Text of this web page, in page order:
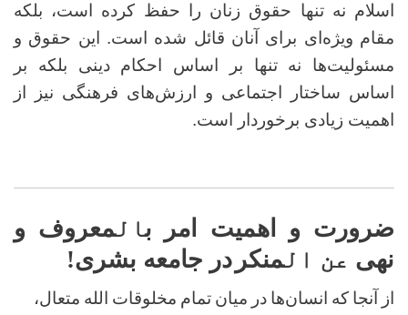
اسلام نه تنها حقوق زنان را حفظ کرده است، بلکه
مقام ویژه‌ای برای آنان قائل شده است. این حقوق و
مسئولیت‌ها نه تنها بر اساس احکام دینی بلکه بر
اساس ساختار اجتماعی و ارزش‌های فرهنگی نیز از
اهمیت زیادی برخوردار است.
ضرورت و اهمیت امر بالمعروف و
نهی عن المنکر در جامعه بشری!
از آنجا که انسان‌ها در میان تمام مخلوقات الله متعال،